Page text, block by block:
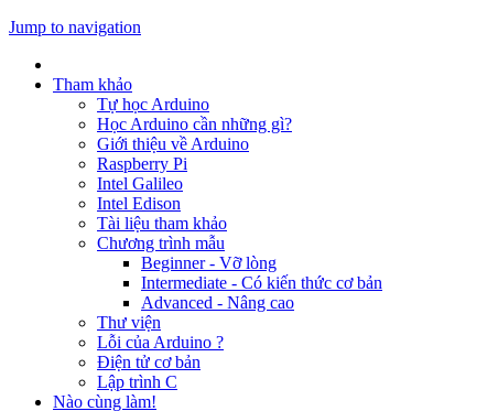
Jump to navigation
Tham khảo
Tự học Arduino
Học Arduino cần những gì?
Giới thiệu về Arduino
Raspberry Pi
Intel Galileo
Intel Edison
Tài liệu tham khảo
Chương trình mẫu
Beginner - Vỡ lòng
Intermediate - Có kiến thức cơ bản
Advanced - Nâng cao
Thư viện
Lỗi của Arduino ?
Điện tử cơ bản
Lập trình C
Nào cùng làm!